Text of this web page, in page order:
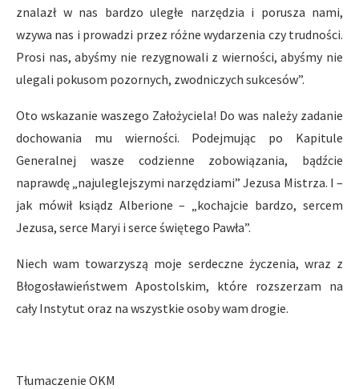
znalazł w nas bardzo uległe narzędzia i porusza nami,
wzywa nas i prowadzi przez różne wydarzenia czy trudności.
Prosi nas, abyśmy nie rezygnowali z wierności, abyśmy nie
ulegali pokusom pozornych, zwodniczych sukcesów”.
Oto wskazanie waszego Założyciela! Do was należy zadanie
dochowania mu wierności. Podejmując po Kapitule
Generalnej wasze codzienne zobowiązania, bądźcie
naprawdę „najuleglejszymi narzędziami” Jezusa Mistrza. I –
jak mówił ksiądz Alberione – „kochajcie bardzo, sercem
Jezusa, serce Maryi i serce świętego Pawła”.
Niech wam towarzyszą moje serdeczne życzenia, wraz z
Błogosławieństwem Apostolskim, które rozszerzam na
cały Instytut oraz na wszystkie osoby wam drogie.
Tłumaczenie OKM